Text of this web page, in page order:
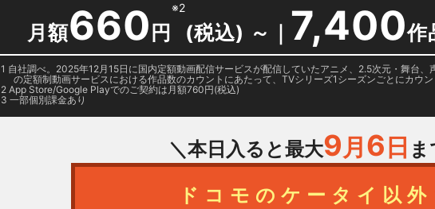
月額660 円
※2
(税込) ～ ｜ 7,400作
1 自社調べ。2025年12月15日に国内定額動画配信サービスが配信していたアニメ、2.5次元・舞台
の定額制動画サービスにおける作品数のカウントにあたって、TVシリーズ1シーズンごとにカウン
2 App Store/Google Playでのご契約は月額760円(税込)
3 一部個別課金あり
＼本日入ると最大9月 6 日
ドコモのケータイ以